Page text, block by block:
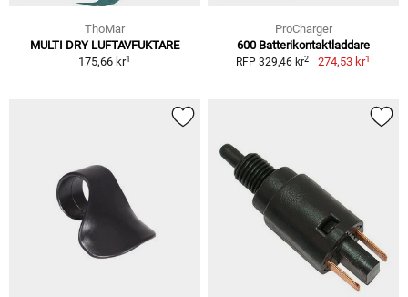
ThoMar
MULTI DRY LUFTAVFUKTARE
175,66 kr1
ProCharger
600 Batterikontaktladdare
RFP 329,46 kr2 274,53 kr1